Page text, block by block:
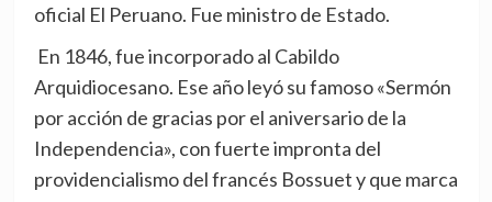
oficial El Peruano. Fue ministro de Estado.
En 1846, fue incorporado al Cabildo
Arquidiocesano. Ese año leyó su famoso «Sermón
por acción de gracias por el aniversario de la
Independencia», con fuerte impronta del
providencialismo del francés Bossuet y que marca